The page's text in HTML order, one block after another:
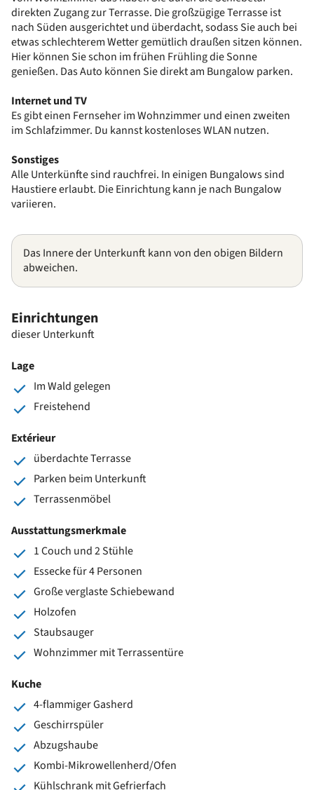
direkten Zugang zur Terrasse. Die großzügige Terrasse ist
nach Süden ausgerichtet und überdacht, sodass Sie auch bei
etwas schlechterem Wetter gemütlich draußen sitzen können.
Hier können Sie schon im frühen Frühling die Sonne
genießen. Das Auto können Sie direkt am Bungalow parken.
Internet und TV
Es gibt einen Fernseher im Wohnzimmer und einen zweiten
im Schlafzimmer. Du kannst kostenloses WLAN nutzen.
Sonstiges
Alle Unterkünfte sind rauchfrei. In einigen Bungalows sind
Haustiere erlaubt. Die Einrichtung kann je nach Bungalow
variieren.
Das Innere der Unterkunft kann von den obigen Bildern
abweichen.
Einrichtungen
dieser Unterkunft
Lage
Im Wald gelegen
Freistehend
Extérieur
überdachte Terrasse
Parken beim Unterkunft
Terrassenmöbel
Ausstattungsmerkmale
1 Couch und 2 Stühle
Essecke für 4 Personen
Große verglaste Schiebewand
Holzofen
Staubsauger
Wohnzimmer mit Terrassentüre
Kuche
4-flammiger Gasherd
Geschirrspüler
Abzugshaube
Kombi-Mikrowellenherd/Ofen
Kühlschrank mit Gefrierfach